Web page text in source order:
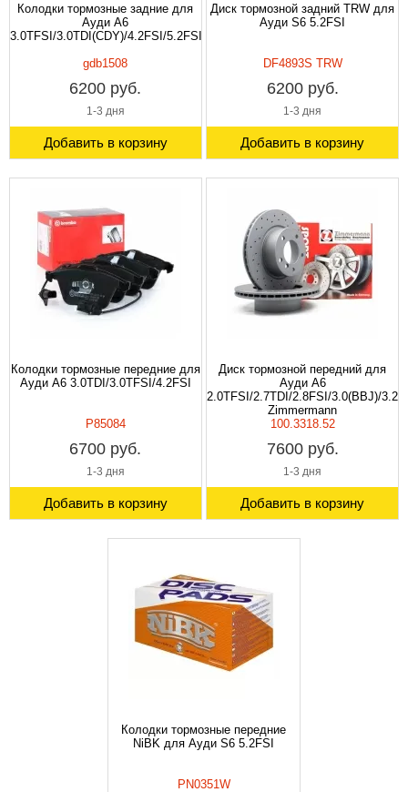
Колодки тормозные задние для
Ауди A6
3.0TFSI/3.0TDI(CDY)/4.2FSI/5.2FSI
gdb1508
6200 руб.
1-3 дня
Добавить в корзину
Диск тормозной задний TRW для
Ауди S6 5.2FSI
DF4893S TRW
6200 руб.
1-3 дня
Добавить в корзину
Колодки тормозные передние для
Ауди A6 3.0TDI/3.0TFSI/4.2FSI
P85084
6700 руб.
1-3 дня
Добавить в корзину
Диск тормозной передний для
Ауди A6
2.0TFSI/2.7TDI/2.8FSI/3.0(BBJ)/
Zimmermann
100.3318.52
7600 руб.
1-3 дня
Добавить в корзину
Колодки тормозные передние
NiBK для Ауди S6 5.2FSI
PN0351W